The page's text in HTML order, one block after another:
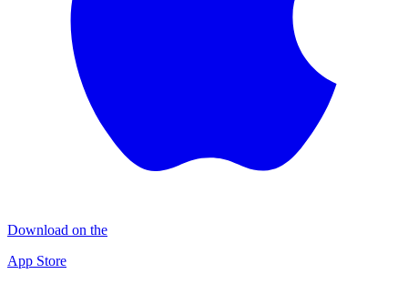
Download on the
App Store